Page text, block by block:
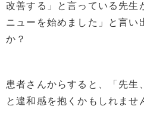
改善する」と言っている先生
ニューを始めました」と言い
か？
患者さんからすると、「先生
と違和感を抱くかもしれませ